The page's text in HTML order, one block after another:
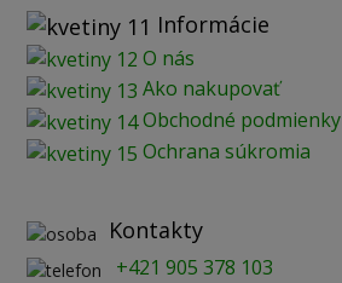
Informácie
O nás
Ako nakupovať
Obchodné podmienky
Ochrana súkromia
Kontakty
+421 905 378 103